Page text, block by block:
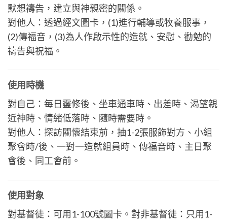
默想禱告，建立與神親密的關係。
對他人：透過經文圖卡，(1)進行輔導或牧養服事，
(2)傳福音，(3)為人作啟示性的造就、安慰、勸勉的
禱告與祝福。
使用時機
對自己：每日靈修後、坐車通車時、出差時、渴望親
近神時、情緒低落時、隨時需要時。
對他人：探訪關懷結束前，抽1-2張服飾對方、小組
聚會時/後、一對一造就組員時、傳福音時、主日聚
會後、同工會前。
使用對象
對基督徒：可用1-100號圖卡。對非基督徒：只用1-